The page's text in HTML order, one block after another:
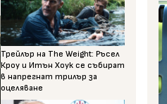
Трейлър на The Weight: Ръсел
Кроу и Итън Хоук се събират
в напрегнат трилър за
оцеляване